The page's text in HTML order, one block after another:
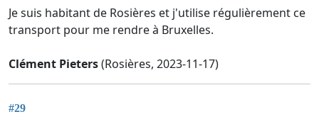
Je suis habitant de Rosières et j'utilise régulièrement ce
transport pour me rendre à Bruxelles.
Clément Pieters(Rosières, 2023-11-17)
#29